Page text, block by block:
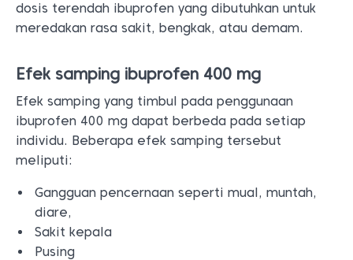
dosis terendah ibuprofen yang dibutuhkan untuk
meredakan rasa sakit, bengkak, atau demam.
Efek samping ibuprofen 400 mg
Efek samping yang timbul pada penggunaan
ibuprofen 400 mg dapat berbeda pada setiap
individu. Beberapa efek samping tersebut
meliputi:
Gangguan pencernaan seperti mual, muntah,
diare,
Sakit kepala
Pusing